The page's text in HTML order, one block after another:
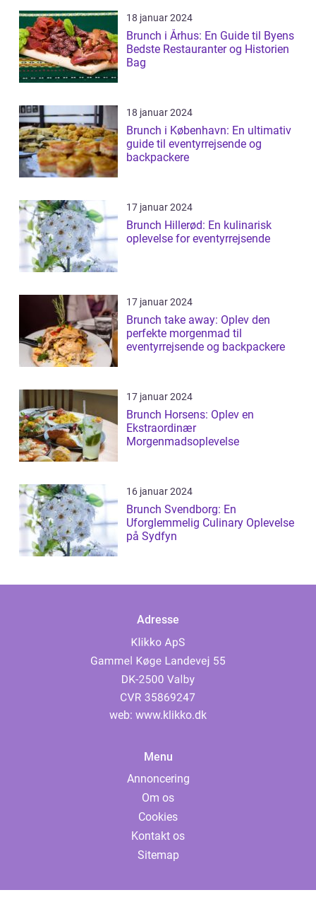
18 januar 2024
Brunch i Århus: En Guide til Byens
Bedste Restauranter og Historien
Bag
18 januar 2024
Brunch i København: En ultimativ
guide til eventyrrejsende og
backpackere
17 januar 2024
Brunch Hillerød: En kulinarisk
oplevelse for eventyrrejsende
17 januar 2024
Brunch take away: Oplev den
perfekte morgenmad til
eventyrrejsende og backpackere
17 januar 2024
Brunch Horsens: Oplev en
Ekstraordinær
Morgenmadsoplevelse
16 januar 2024
Brunch Svendborg: En
Uforglemmelig Culinary Oplevelse
på Sydfyn
Adresse
web: www.klikko.dk
Menu
Annoncering
Om os
Cookies
Kontakt os
Sitemap